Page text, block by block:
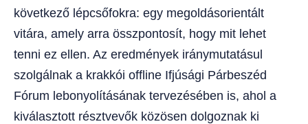
következő lépcsőfokra: egy megoldásorientált
vitára, amely arra összpontosít, hogy mit lehet
tenni ez ellen. Az eredmények iránymutatásul
szolgálnak a krakkói offline Ifjúsági Párbeszéd
Fórum lebonyolításának tervezésében is, ahol a
kiválasztott résztvevők közösen dolgoznak ki